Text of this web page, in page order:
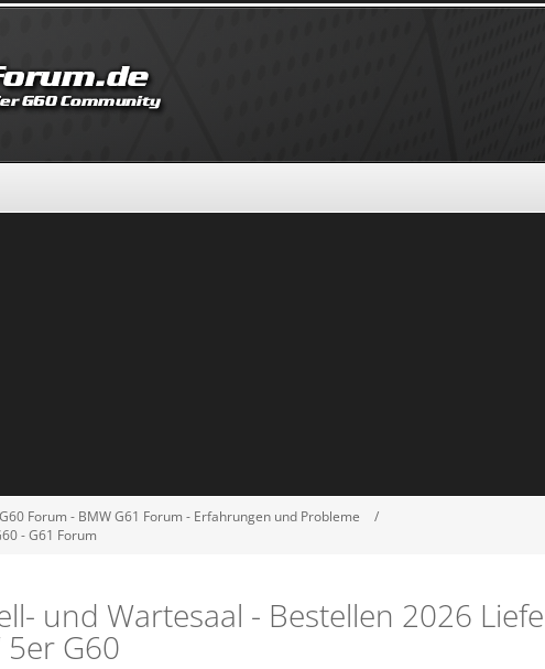
Forum - BMW G61 Forum - Erfahrungen und Probleme
- G61 Forum
und Wartesaal - Bestellen 2026
G60